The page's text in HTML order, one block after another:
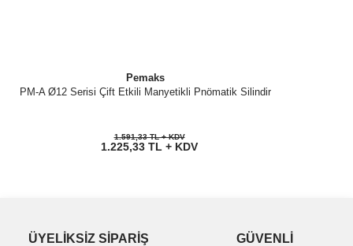
Pemaks
PM-A Ø12 Serisi Çift Etkili Manyetikli Pnömatik Silindir
1.591,33 TL + KDV
1.225,33 TL + KDV
ÜYELİKSİZ SİPARİŞ
GÜVENLİ